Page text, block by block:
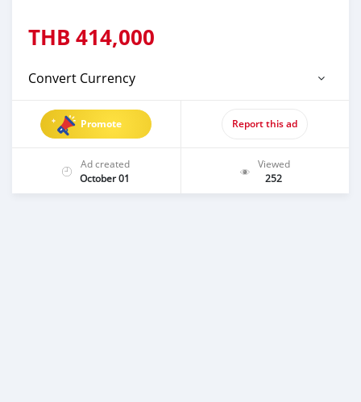
THB 414,000
Convert Currency
Promote Report this ad
Ad created
October 01
Viewed
252